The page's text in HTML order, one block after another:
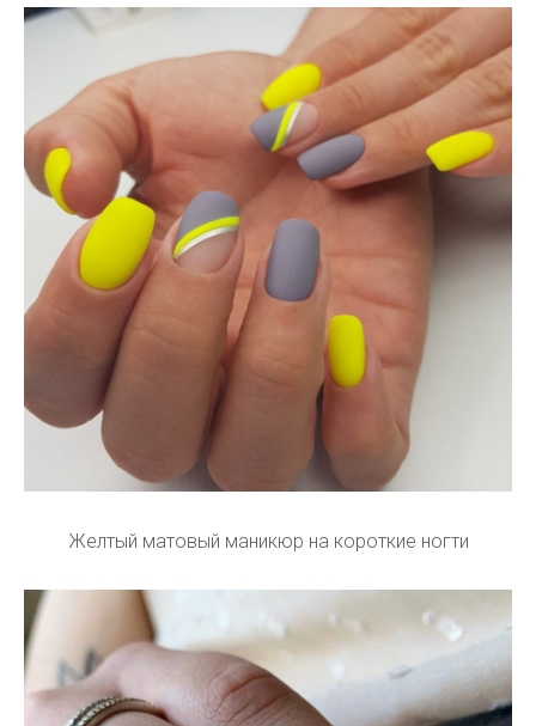
Желтый матовый маникюр на короткие ногти